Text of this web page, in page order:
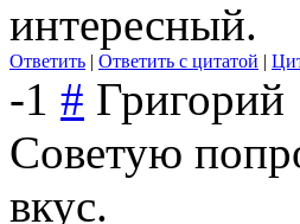
интересный.
Ответить | Ответить с цитатой |
-1 # Григорий
Советую
вкус.